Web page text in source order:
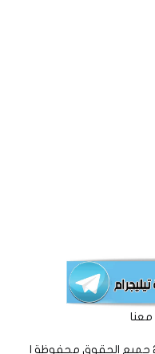
معنا
موقع ( لا ) الأخباري المستقل © 2016 جميع الحقوق محفوظة |